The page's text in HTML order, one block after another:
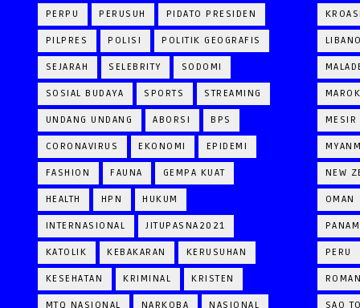
PERPU PERUSUH PIDATO PRESIDEN
PILPRES POLISI POLITIK GEOGRAFIS
SEJARAH SELEBRITY SODOMI
SOSIAL BUDAYA SPORTS STREAMING
UNDANG UNDANG ABORSI BPS
CORONAVIRUS EKONOMI EPIDEMI
FASHION FAUNA GEMPA KUAT
HEALTH HPN HUKUM
INTERNASIONAL JITUPASNA2021
KATOLIK KEBAKARAN KERUSUHAN
KESEHATAN KRIMINAL KRISTEN
MTQ NASIONAL NARKOBA NASIONAL
MESIR
NEW
OMAN
PERU
SAO